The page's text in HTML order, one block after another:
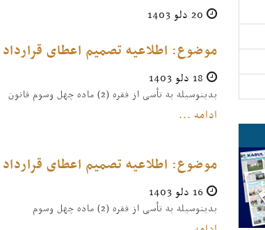
موضوع: اطلاعیه تصمیم اعطای قرارداد
بدینوسیله به تأسی از فقره (2) ماده چهل وسوم قانون
ادامه ...
موضوع: اطلاعیه تصمیم اعطای قرارداد
بدینوسیله به تأسی از فقره (2) ماده چهل وسوم